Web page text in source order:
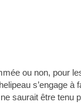
ou non, pour
s’engage à
saurait être tenu